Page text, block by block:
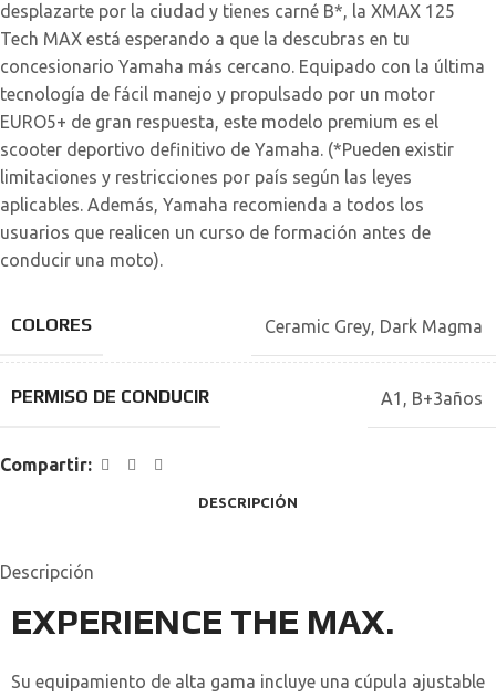
desplazarte por la ciudad y tienes carné B*, la XMAX 125
Tech MAX está esperando a que la descubras en tu
concesionario Yamaha más cercano. Equipado con la última
tecnología de fácil manejo y propulsado por un motor
EURO5+ de gran respuesta, este modelo premium es el
scooter deportivo definitivo de Yamaha. (*Pueden existir
limitaciones y restricciones por país según las leyes
aplicables. Además, Yamaha recomienda a todos los
usuarios que realicen un curso de formación antes de
conducir una moto).
COLORES Ceramic Grey Dark Magma
PERMISO DE CONDUCIR A1 B+3años
Compartir:
DESCRIPCIÓN
Descripción
EXPERIENCE THE MAX.
Su equipamiento de alta gama incluye una cúpula ajustable